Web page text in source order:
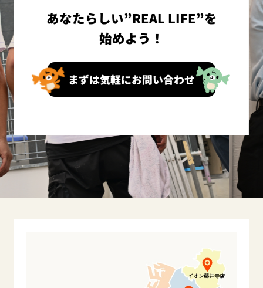
あなたらしい”REAL LIFE”を
始めよう！
まずは気軽にお問い合わせ